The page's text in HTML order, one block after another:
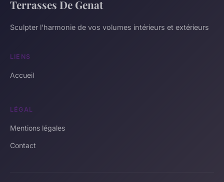
Terrasses De Genat
Sculpter l'harmonie de vos volumes intérieurs et extérieurs
LIENS
Accueil
LÉGAL
Mentions légales
Contact